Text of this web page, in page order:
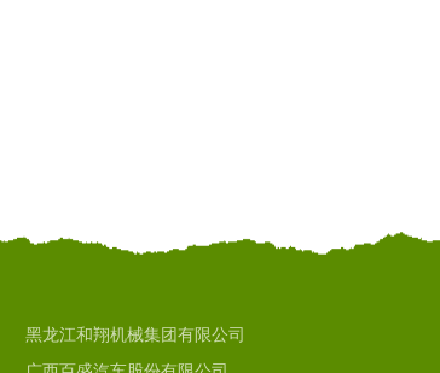
黑龙江和翔机械集团有限公司